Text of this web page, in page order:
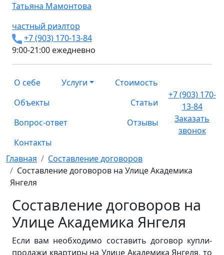
Татьяна Мамонтова
частный риэлтор
+7 (903) 170-13-84
9:00-21:00 ежедневно
О себе Услуги
Стоимость
Объекты
Статьи
Вопрос-ответ
Отзывы
Контакты
+7 (903) 170-
13-84
Заказать
звонок
Главная
Составление договоров
Составление договоров на Улице Академика
Янгеля
Составление договоров на
Улице Академика Янгеля
Если вам необходимо составить договор купли-
продажи квартиры на Улице Академика Янгеля, то